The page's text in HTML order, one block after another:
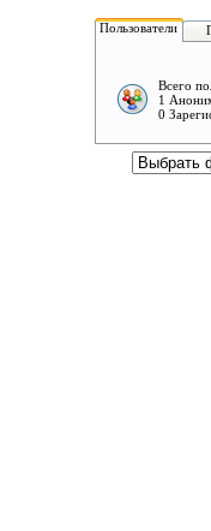
Пользователи
Всего
1
0